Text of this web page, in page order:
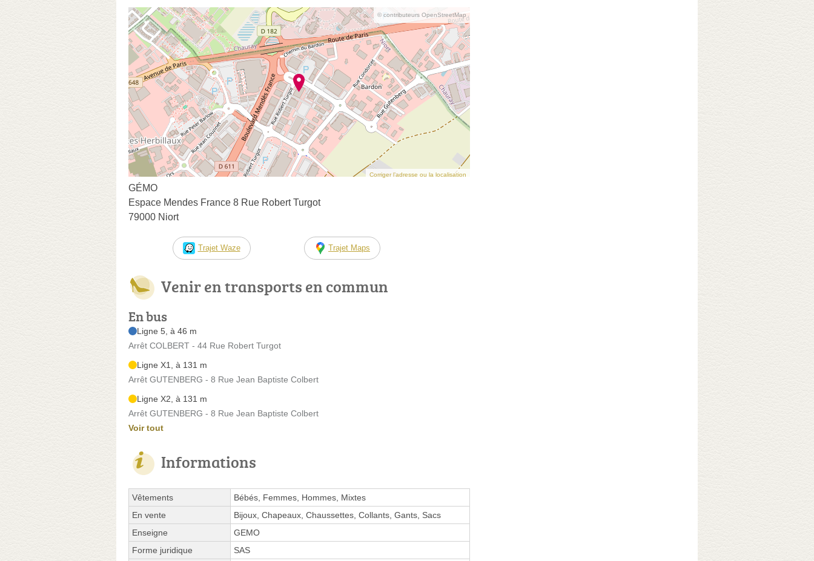
© contributeurs OpenStreetMap
Corriger l’adresse ou la localisation
GÉMO
Espace Mendes France 8 Rue Robert Turgot
79000 Niort
Trajet Waze Trajet Maps
Venir en transports en commun
En bus
Ligne 5, à 46 m
Arrêt COLBERT - 44 Rue Robert Turgot
Ligne X1, à 131 m
Arrêt GUTENBERG - 8 Rue Jean Baptiste Colbert
Ligne X2, à 131 m
Arrêt GUTENBERG - 8 Rue Jean Baptiste Colbert
Voir tout
Informations
Vêtements
Bébés, Femmes, Hommes, Mixtes
En vente
Bijoux, Chapeaux, Chaussettes, Collants, Gants, Sacs
Enseigne
GEMO
Forme juridique
SAS